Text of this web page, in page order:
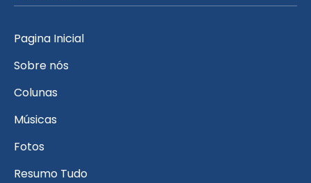
Pagina Inicial
Sobre nós
Colunas
Músicas
Fotos
Resumo Tudo